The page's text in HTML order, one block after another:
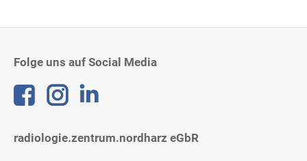
Folge uns auf Social Media
Linkedin
radiologie.zentrum.nordharz eGbR